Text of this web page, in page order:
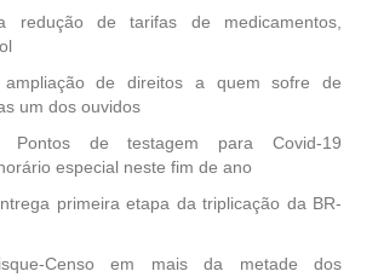
redução de tarifas de medicamentos,
ampliação de direitos a quem sofre de
um dos ouvidos
Pontos de testagem para Covid-19
especial neste fim de ano
primeira etapa da triplicação da BR-
Censo em mais da metade dos